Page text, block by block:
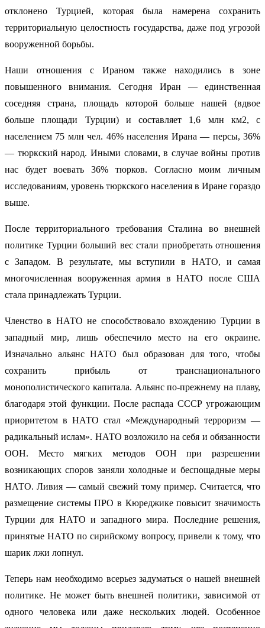
отклонено Турцией, которая была намерена сохранить
территориальную целостность государства, даже под угрозой
вооруженной борьбы.
Наши отношения с Ираном также находились в зоне
повышенного внимания. Сегодня Иран — единственная
соседняя страна, площадь которой больше нашей (вдвое
больше площади Турции) и составляет 1,6 млн км2, с
населением 75 млн чел. 46% населения Ирана — персы, 36%
— тюркский народ. Иными словами, в случае войны против
нас будет воевать 36% тюрков. Согласно моим личным
исследованиям, уровень тюркского населения в Иране гораздо
выше.
После территориального требования Сталина во внешней
политике Турции больший вес стали приобретать отношения
с Западом. В результате, мы вступили в НАТО, и самая
многочисленная вооруженная армия в НАТО после США
стала принадлежать Турции.
Членство в НАТО не способствовало вхождению Турции в
западный мир, лишь обеспечило место на его окраине.
Изначально альянс НАТО был образован для того, чтобы
сохранить прибыль от транснационального
монополистического капитала. Альянс по-прежнему на плаву,
благодаря этой функции. После распада СССР угрожающим
приоритетом в НАТО стал «Международный терроризм —
радикальный ислам». НАТО возложило на себя и обязанности
ООН. Место мягких методов ООН при разрешении
возникающих споров заняли холодные и беспощадные меры
НАТО. Ливия — самый свежий тому пример. Считается, что
размещение системы ПРО в Кюреджике повысит значимость
Турции для НАТО и западного мира. Последние решения,
принятые НАТО по сирийскому вопросу, привели к тому, что
шарик лжи лопнул.
Теперь нам необходимо всерьез задуматься о нашей внешней
политике. Не может быть внешней политики, зависимой от
одного человека или даже нескольких людей. Особенное